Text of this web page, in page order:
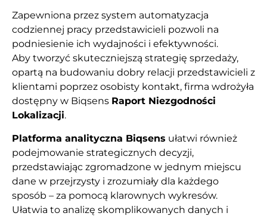
Zapewniona przez system automatyzacja
codziennej pracy przedstawicieli pozwoli na
podniesienie ich wydajności i efektywności.
Aby tworzyć skuteczniejszą strategię sprzedaży,
opartą na budowaniu dobry relacji przedstawicieli z
klientami poprzez osobisty kontakt, firma wdrożyła
dostępny w Biqsens Raport Niezgodności
Lokalizacji.
Platforma analityczna Biqsens ułatwi również
podejmowanie strategicznych decyzji,
przedstawiając zgromadzone w jednym miejscu
dane w przejrzysty i zrozumiały dla każdego
sposób – za pomocą klarownych wykresów.
Ułatwia to analizę skomplikowanych danych i